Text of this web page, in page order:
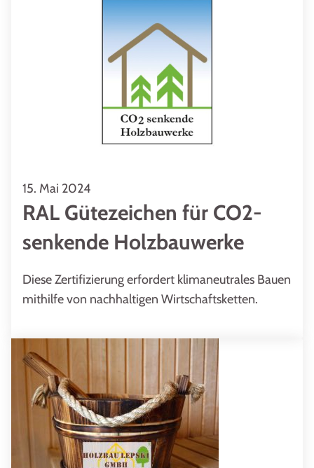
15. Mai 2024
RAL Gütezeichen für CO2-
senkende Holzbauwerke
Diese Zertifizierung erfordert klimaneutrales Bauen
mithilfe von nachhaltigen Wirtschaftsketten.